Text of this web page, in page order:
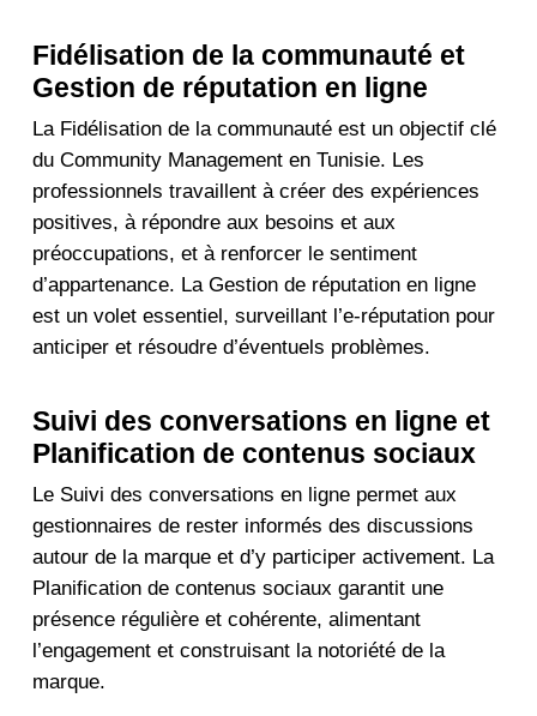
Fidélisation de la communauté et
Gestion de réputation en ligne
La Fidélisation de la communauté est un objectif clé
du Community Management en Tunisie. Les
professionnels travaillent à créer des expériences
positives, à répondre aux besoins et aux
préoccupations, et à renforcer le sentiment
d’appartenance. La Gestion de réputation en ligne
est un volet essentiel, surveillant l’e-réputation pour
anticiper et résoudre d’éventuels problèmes.
Suivi des conversations en ligne et
Planification de contenus sociaux
Le Suivi des conversations en ligne permet aux
gestionnaires de rester informés des discussions
autour de la marque et d’y participer activement. La
Planification de contenus sociaux garantit une
présence régulière et cohérente, alimentant
l’engagement et construisant la notoriété de la
marque.